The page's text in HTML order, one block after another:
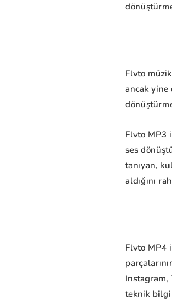
Flvto
ancak yine
Flvto MP3
ses
tanıyan,
aldığını
Flvto MP4
teknik bilgi